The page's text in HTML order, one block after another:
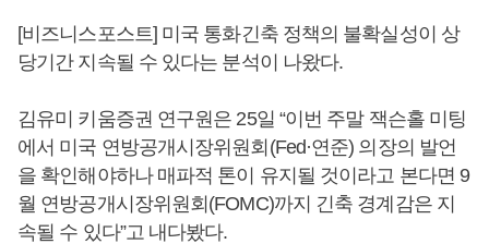
[비즈니스포스트] 미국 통화긴축 정책의 불확실성이 상
당기간 지속될 수 있다는 분석이 나왔다.
김유미 키움증권 연구원은 25일 “이번 주말 잭슨홀 미팅
에서 미국 연방공개시장위원회(Fed·연준) 의장의 발언
을 확인해야하나 매파적 톤이 유지될 것이라고 본다면 9
월 연방공개시장위원회(FOMC)까지 긴축 경계감은 지
속될 수 있다”고 내다봤다.